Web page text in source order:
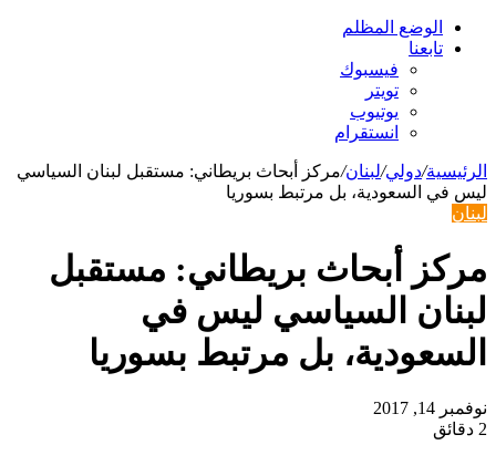
الوضع المظلم
تابعنا
فيسبوك
تويتر
يوتيوب
انستقرام
الرئيسية/دولي/لبنان/مركز أبحاث بريطاني: مستقبل لبنان السياسي
ليس في السعودية، بل مرتبط بسوريا
لبنان
مركز أبحاث بريطاني: مستقبل
لبنان السياسي ليس في
السعودية، بل مرتبط بسوريا
نوفمبر 14, 2017
2 دقائق